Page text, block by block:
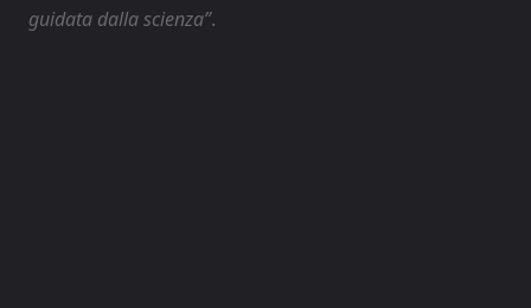
guidata dalla scienza”.